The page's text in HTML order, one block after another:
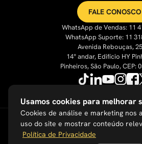
FALE CONOSCO
WhatsApp de Vendas: 11
WhatsApp Suporte: 11
Avenida Rebouças,
14° andar, Edifício HY
Pinheiros, São Paulo, CEP:
Usamos cookies para melhorar
Cookies de análise e marketing nos
uso do site e mostrar conteúdo
Política de Privacidade